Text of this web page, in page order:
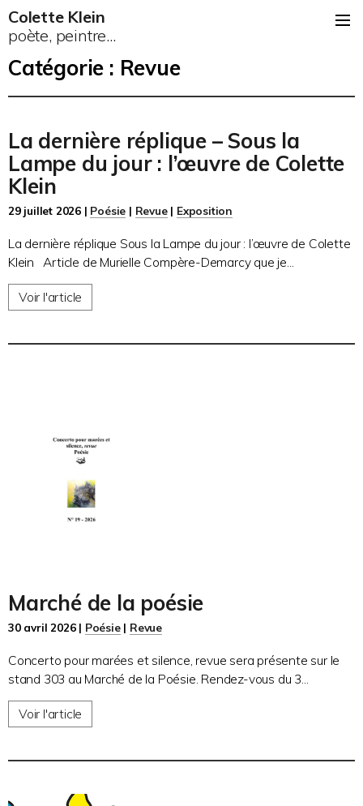
Colette Klein
poète, peintre...
Catégorie : Revue
La dernière réplique – Sous la
Lampe du jour : l’œuvre de Colette
Klein
29 juillet 2026 | Poésie | Revue| Exposition
La dernière réplique Sous la Lampe du jour : l’œuvre de Colette
Klein Article de Murielle Compère-Demarcy que je...
Voir l'article
Marché de la poésie
30 avril 2026 | Poésie| Revue
Concerto pour marées et silence, revue sera présente sur le
stand 303 au Marché de la Poésie. Rendez-vous du 3...
Voir l'article